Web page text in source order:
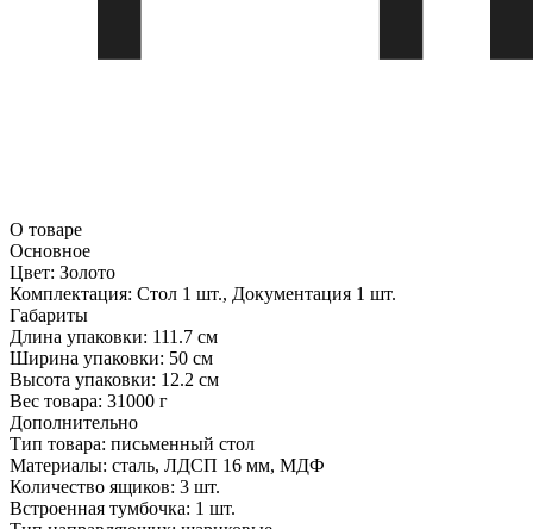
О товаре
Основное
Цвет: Золото
Комплектация: Стол 1 шт., Документация 1 шт.
Габариты
Длина упаковки: 111.7 см
Ширина упаковки: 50 см
Высота упаковки: 12.2 см
Вес товара: 31000 г
Дополнительно
Тип товара: письменный стол
Материалы: сталь, ЛДСП 16 мм, МДФ
Количество ящиков: 3 шт.
Встроенная тумбочка: 1 шт.